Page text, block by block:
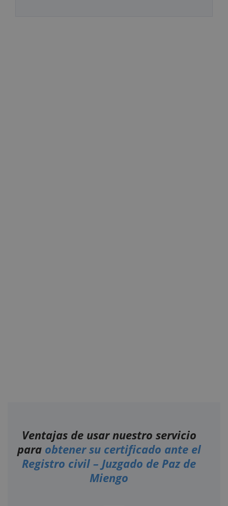
Ventajas de usar nuestro servicio
para obtener su certificado ante el
Registro civil – Juzgado de Paz de
Miengo